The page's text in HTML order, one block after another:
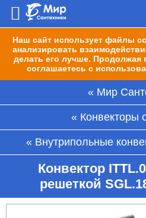
Наш сайт использует файлы
анализировать
делать его лучше. Продолжая
соглашаетесь с
Мир
Конвекторы
Внутрипольные
Конвектор
решеткой